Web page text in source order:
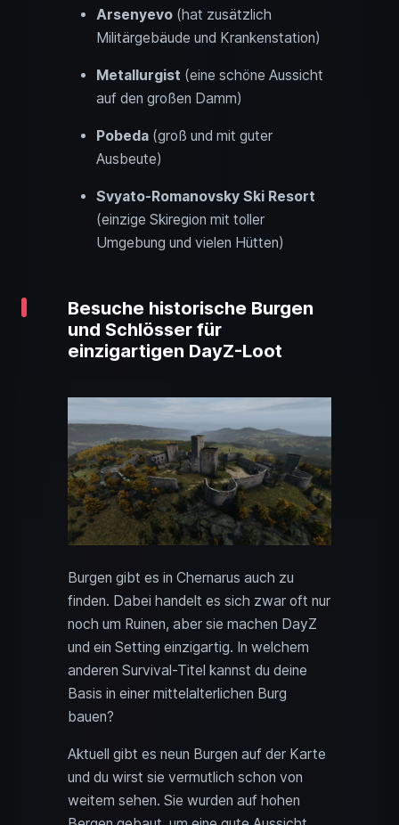
Arsenyevo (hat zusätzlich
Militärgebäude und Krankenstation)
Metallurgist (eine schöne Aussicht
auf den großen Damm)
Pobeda (groß und mit guter
Ausbeute)
Svyato-Romanovsky Ski Resort
(einzige Skiregion mit toller
Umgebung und vielen Hütten)
Besuche historische Burgen
und Schlösser für
einzigartigen DayZ-Loot
Burgen gibt es in Chernarus auch zu
finden. Dabei handelt es sich zwar oft nur
noch um Ruinen, aber sie machen DayZ
und ein Setting einzigartig. In welchem
anderen Survival-Titel kannst du deine
Basis in einer mittelalterlichen Burg
bauen?
Aktuell gibt es neun Burgen auf der Karte
und du wirst sie vermutlich schon von
weitem sehen. Sie wurden auf hohen